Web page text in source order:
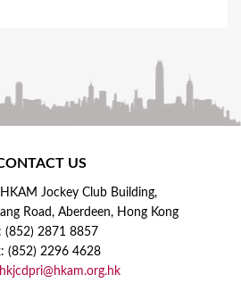
US
Jockey Club Building,
Road, Aberdeen, Hong Kong
(852) 2871 8857
(852) 2296 4628
hkjcdpri@hkam.org.hk